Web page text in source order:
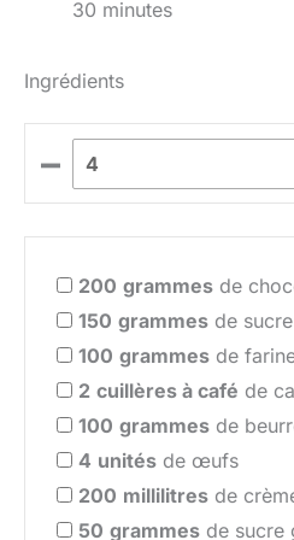
30 minutes
Ingrédients
–
200 grammes de
150 grammes de
100 grammes de
2 cuillères à café de
100 grammes de
4 unités de œufs
200 millilitres de
50 grammes de sucre